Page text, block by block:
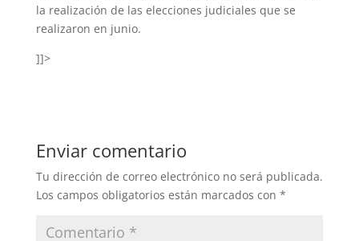
la realización de las elecciones judiciales que se
realizaron en junio.
]]>
Enviar comentario
Tu dirección de correo electrónico no será publicada.
Los campos obligatorios están marcados con *